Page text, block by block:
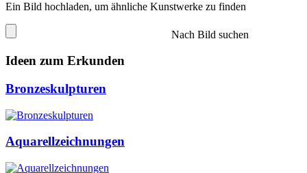
Ein Bild hochladen, um ähnliche Kunstwerke zu finden
Nach Bild suchen
Ideen zum Erkunden
Bronzeskulpturen
Aquarellzeichnungen